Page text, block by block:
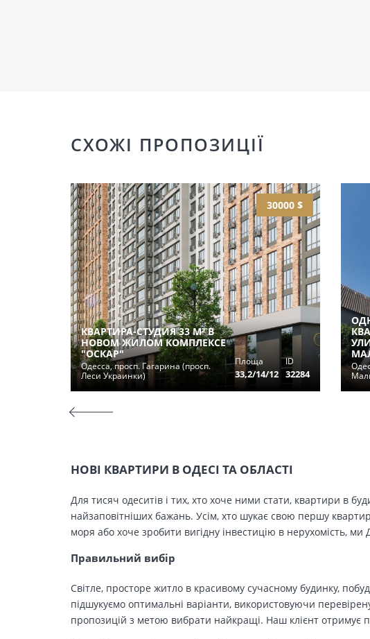
СХОЖІ ПРОПОЗИЦІЇ
30000 $
КВАРТИРА-СТУДИЯ 33 М² В
НОВОМ ЖИЛОМ КОМПЛЕКСЕ
"ОСКАР"
Одесса, просп. Гагарина (просп.
Леси Украинки)
Площа
33,2/14/12
ID
32284
НОВІ КВАРТИРИ В ОДЕСІ ТА ОБЛАСТІ
Для тисяч одеситів і тих, хто хоче ними стати, квартири в
найзаповітніших бажань. Усім, хто шукає свою першу
моря або хоче зробити вигідну інвестицію в нерухомість,
Правильний вибір
Світле, просторе житло в красивому сучасному будинку,
підшукуємо оптимальні варіанти, використовуючи
пропозицій з метою вибрати найкращі. Наш клієнт отримує